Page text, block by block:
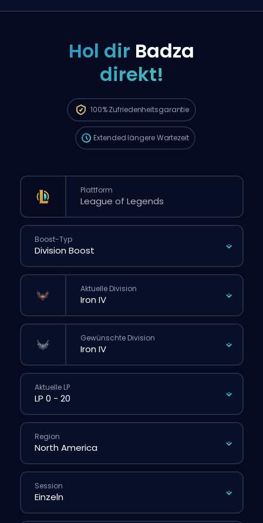
Hol dir Badza
direkt!
100%Zufriedenheitsgarantie
Deine Bestellung wird automatisch
die Wartezeit länger sein als bei einer
normalen Bestellung über die Website.
Extended längere Wartezeit
Plattform
Boost-Typ
Aktuelle Division
Gewünschte Division
Aktuelle LP
Region
Session